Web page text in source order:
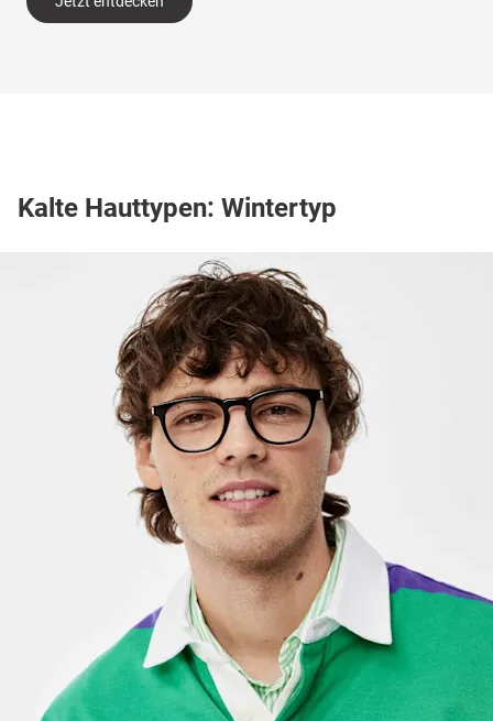
Kalte Hauttypen: Wintertyp